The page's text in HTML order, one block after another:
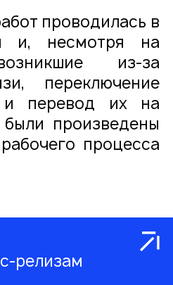
проводилась в
и, несмотря на
из-за
переключение
и перевод их на
произведены
процесса
релизам